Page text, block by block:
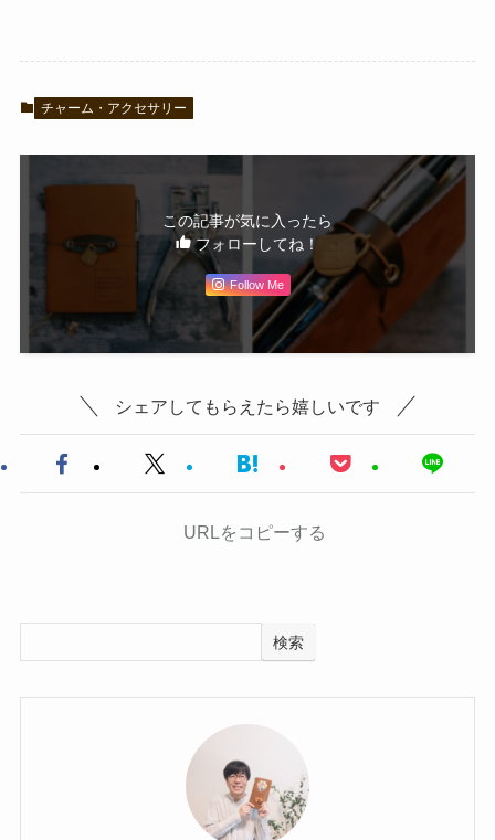
チャーム・アクセサリー
この記事が気に入ったら
フォローしてね！
Follow Me
シェアしてもらえたら嬉しいです
URLをコピーする
検索